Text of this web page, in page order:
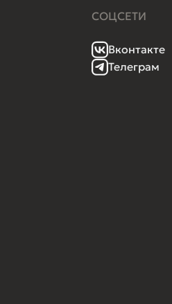
СОЦСЕТИ
Вконтакте
Телеграм